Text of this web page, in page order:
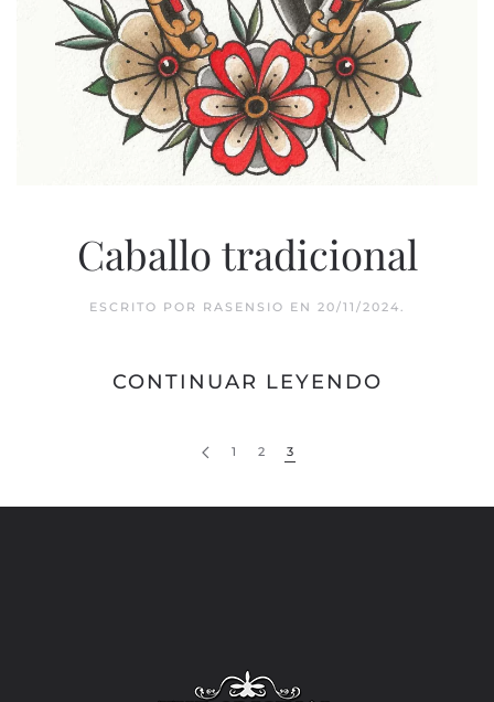
Caballo tradicional
ESCRITO POR RASENSIO EN 20/11/2024.
CONTINUAR LEYENDO
1 2 3